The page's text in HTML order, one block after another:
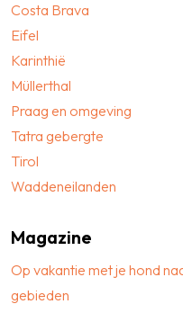
Costa Brava
Eifel
Karinthië
Müllerthal
Praag en omgeving
Tatra gebergte
Tirol
Waddeneilanden
Magazine
Op vakantie met je hond
gebieden